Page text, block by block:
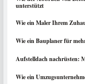
unterstützt
Wie ein Maler Ihrem
Wie ein Bauplaner für
Aufstelldach nachrüsten:
Wie ein